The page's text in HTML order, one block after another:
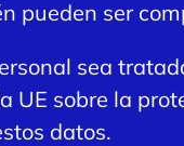
pueden ser
sea
UE sobre la
datos.